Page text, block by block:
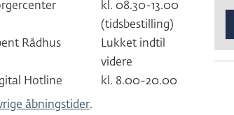
kl. 08.30-13.00
(tidsbestilling)
Rådhus
Lukket indtil
videre
Hotline
kl. 8.00-20.00
åbningstider.